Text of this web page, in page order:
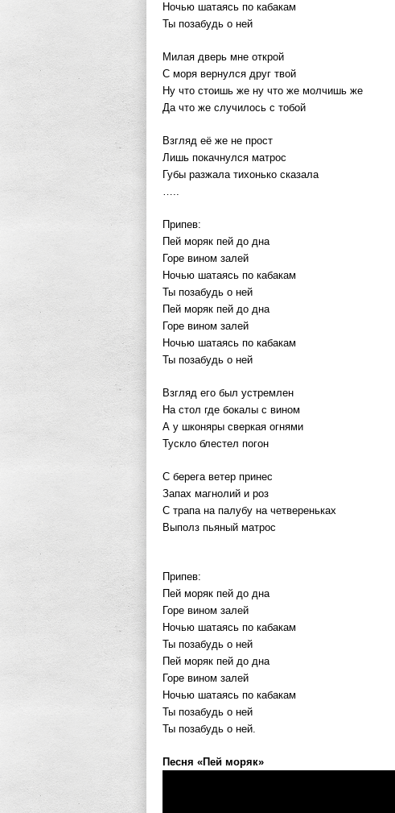
Ночью шатаясь по кабакам
Ты позабудь о ней
Милая дверь мне открой
С моря вернулся друг твой
Ну что стоишь же ну что же молчишь же
Да что же случилось с тобой
Взгляд её же не прост
Лишь покачнулся матрос
Губы разжала тихонько сказала
…..
Припев:
Пей моряк пей до дна
Горе вином залей
Ночью шатаясь по кабакам
Ты позабудь о ней
Пей моряк пей до дна
Горе вином залей
Ночью шатаясь по кабакам
Ты позабудь о ней
Взгляд его был устремлен
На стол где бокалы с вином
А у шконяры сверкая огнями
Тускло блестел погон
С берега ветер принес
Запах магнолий и роз
С трапа на палубу на четвереньках
Выполз пьяный матрос
Припев:
Пей моряк пей до дна
Горе вином залей
Ночью шатаясь по кабакам
Ты позабудь о ней
Пей моряк пей до дна
Горе вином залей
Ночью шатаясь по кабакам
Ты позабудь о ней
Ты позабудь о ней.
Песня «Пей моряк»